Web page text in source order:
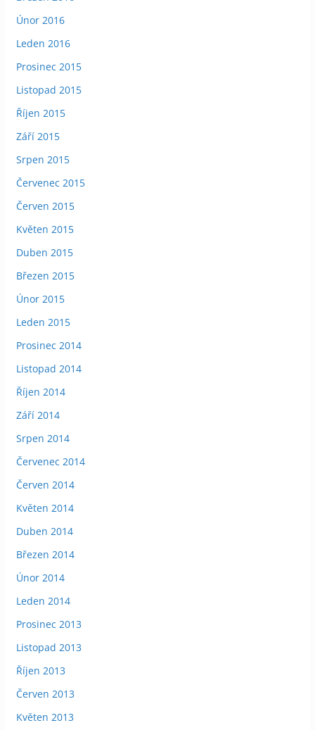
Únor 2016
Leden 2016
Prosinec 2015
Listopad 2015
Říjen 2015
Září 2015
Srpen 2015
Červenec 2015
Červen 2015
Květen 2015
Duben 2015
Březen 2015
Únor 2015
Leden 2015
Prosinec 2014
Listopad 2014
Říjen 2014
Září 2014
Srpen 2014
Červenec 2014
Červen 2014
Květen 2014
Duben 2014
Březen 2014
Únor 2014
Leden 2014
Prosinec 2013
Listopad 2013
Říjen 2013
Červen 2013
Květen 2013